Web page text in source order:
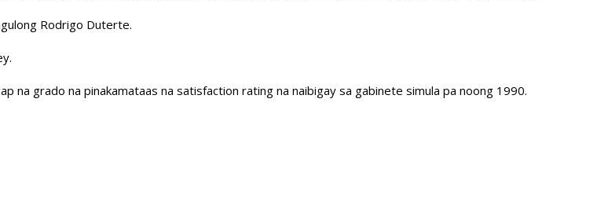
Rodrigo Duterte.
na grado na pinakamataas na satisfaction rating na naibigay sa gabinete simula pa noong 1990.